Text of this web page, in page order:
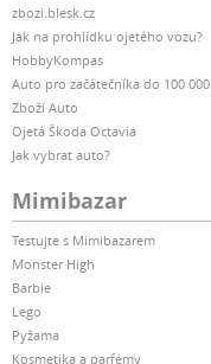
zbozi.blesk.cz
Jak na prohlídku ojetého vozu?
HobbyKompas
Auto pro začátečníka do 100
Zboží Auto
Ojetá Škoda Octavia
Jak vybrat auto?
Mimibazar
Testujte s Mimibazarem
Monster High
Barbie
Lego
Pyžama
Kosmetika a parfémy